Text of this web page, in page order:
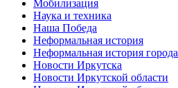
Мобилизация
Наука и техника
Наша Победа
Неформальная история
Неформальная история города
Новости Иркутска
Новости Иркутской области